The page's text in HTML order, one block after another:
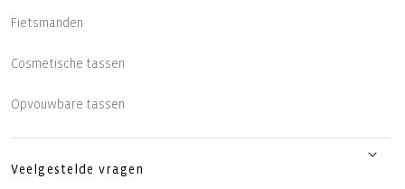
Fietsmanden
Cosmetische tassen
Opvouwbare tassen
Veelgestelde vragen